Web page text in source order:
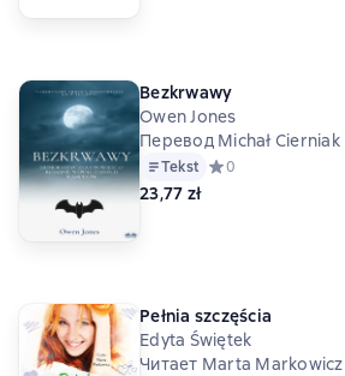
Bezkrwawy
Owen Jones
Перевод Michał Cierniak
Tekst Средний рейтинг
0
23,77 zł
Pełnia szczęścia
Edyta Świętek
Читает Marta Markowicz